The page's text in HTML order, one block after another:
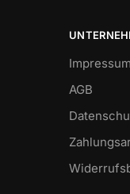
Impressum
AGB